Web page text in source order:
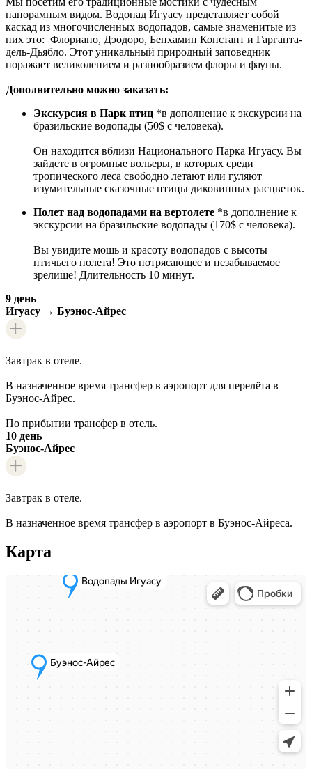
панорамным видом. Водопад Игуасу представляет собой
каскад из многочисленных водопадов, самые знаменитые из
них это: Флориано, Дэодоро, Бенхамин Констант и Гарганта-
дель-Дьябло. Этот уникальный природный заповедник
поражает великолепием и разнообразием флоры и фауны.
Дополнительно можно заказать:
Экскурсия в Парк птиц *в дополнение к экскурсии на
бразильские водопады (50$ с человека).
Он находится вблизи Национального Парка Игуасу. Вы
зайдете в огромные вольеры, в которых среди
тропического леса свободно летают или гуляют
изумительные сказочные птицы диковинных расцветок.
Полет над водопадами на вертолете *в дополнение к
экскурсии на бразильские водопады (170$ с человека).
Вы увидите мощь и красоту водопадов с высоты
птичьего полета! Это потрясающее и незабываемое
зрелище! Длительность 10 минут.
9 день
Игуасу → Буэнос-Айрес
Завтрак в отеле.
В назначенное время трансфер в аэропорт для перелёта в
Буэнос-Айрес.
По прибытии трансфер в отель.
10 день
Буэнос-Айрес
Завтрак в отеле.
В назначенное время трансфер в аэропорт в Буэнос-Айреса.
Карта